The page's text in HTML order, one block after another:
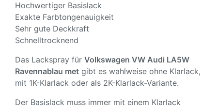
Hochwertiger Basislack
Exakte Farbtongenauigkeit
Sehr gute Deckkraft
Schnelltrocknend
Das Lackspray für Volkswagen VW Audi LA5W
Ravennablau met gibt es wahlweise ohne Klarlack,
mit 1K-Klarlack oder als 2K-Klarlack-Variante.
Der Basislack muss immer mit einem Klarlack